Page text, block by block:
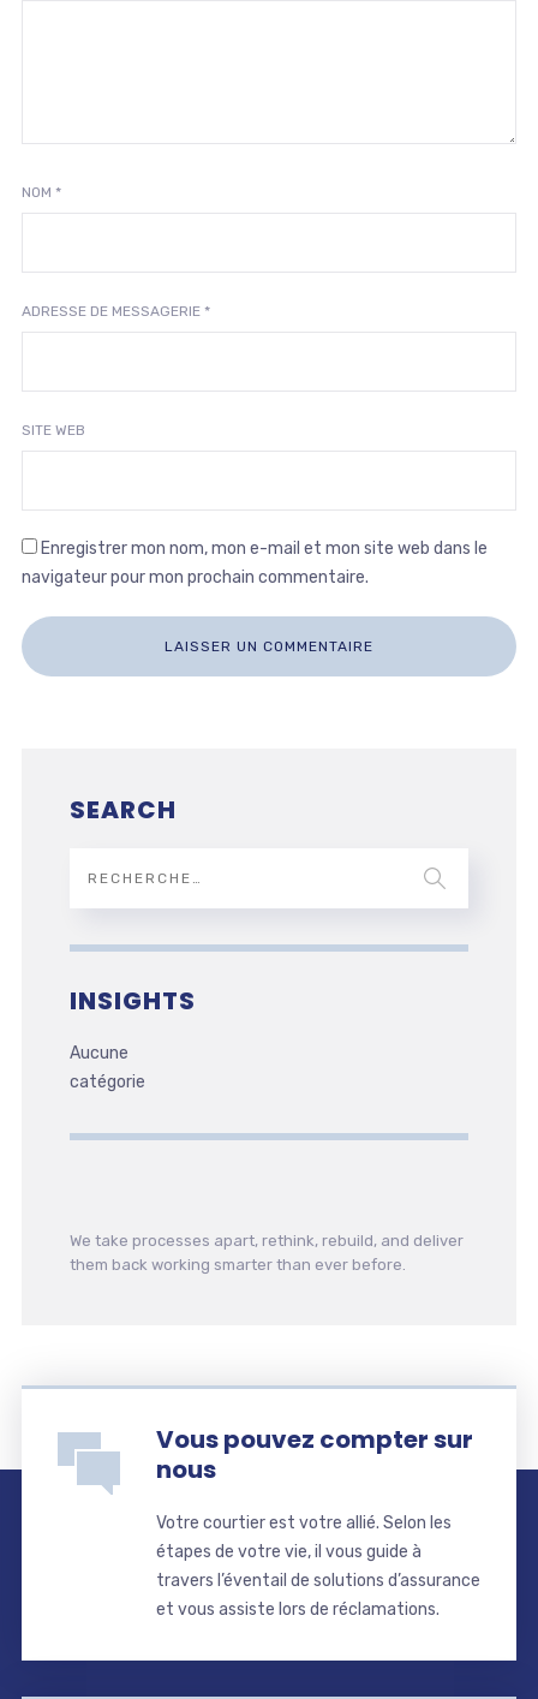
NOM *
ADRESSE DE MESSAGERIE *
SITE WEB
Enregistrer mon nom, mon e-mail et mon site web dans le
navigateur pour mon prochain commentaire.
SEARCH
INSIGHTS
Aucune
catégorie
We take processes apart, rethink, rebuild, and deliver
them back working smarter than ever before.
Vous pouvez compter sur
nous
Votre courtier est votre allié. Selon les
étapes de votre vie, il vous guide à
travers l’éventail de solutions d’assurance
et vous assiste lors de réclamations.